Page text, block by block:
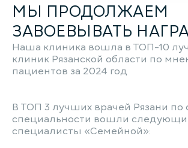
МЫ ПРОДОЛЖАЕМ
ЗАВОЕВЫВАТЬ
Наша клиника вошла в ТОП-10
клиник Рязанской области по
пациентов за 2024 год
В ТОП 3 лучших врачей Рязани по
специальности вошли
специалисты «Семейной»: